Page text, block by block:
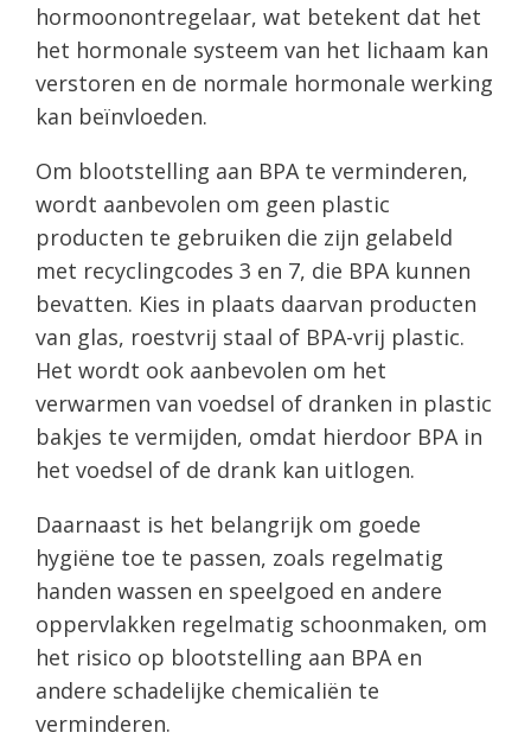
hormoonontregelaar, wat betekent dat het
het hormonale systeem van het lichaam kan
verstoren en de normale hormonale werking
kan beïnvloeden.
Om blootstelling aan BPA te verminderen,
wordt aanbevolen om geen plastic
producten te gebruiken die zijn gelabeld
met recyclingcodes 3 en 7, die BPA kunnen
bevatten. Kies in plaats daarvan producten
van glas, roestvrij staal of BPA-vrij plastic.
Het wordt ook aanbevolen om het
verwarmen van voedsel of dranken in plastic
bakjes te vermijden, omdat hierdoor BPA in
het voedsel of de drank kan uitlogen.
Daarnaast is het belangrijk om goede
hygiëne toe te passen, zoals regelmatig
handen wassen en speelgoed en andere
oppervlakken regelmatig schoonmaken, om
het risico op blootstelling aan BPA en
andere schadelijke chemicaliën te
verminderen.